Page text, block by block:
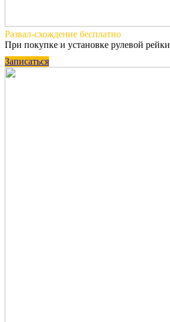
Развал-схождение бесплатно
При покупке и установке рулевой рейки
Записаться